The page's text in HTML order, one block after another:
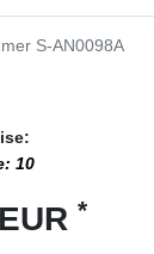
S-AN0098A
10
*